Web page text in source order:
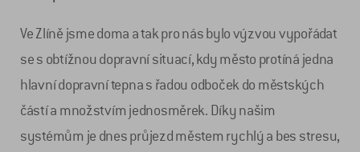
Ve Zlíně jsme doma a tak pro nás bylo výzvou vypořádat
se s obtížnou dopravní situací, kdy město protíná jedna
hlavní dopravní tepna s řadou odboček do městských
částí a množstvím jednosměrek. Díky našim
systémům je dnes průjezd městem rychlý a bes stresu,